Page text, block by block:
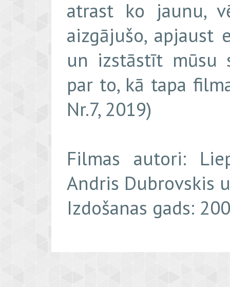
atrast ko jaunu,
aizgājušo,
un izstāstīt mūsu
par to, kā tapa
Nr.7, 2019)
Filmas autori:
Andris Dubrovskis
Izdošanas gads: